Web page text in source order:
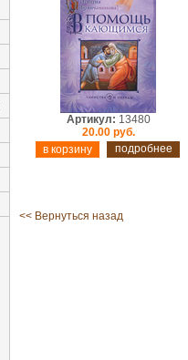
Артикул: 13480
20.00 руб.
подробнее
<< Вернуться назад